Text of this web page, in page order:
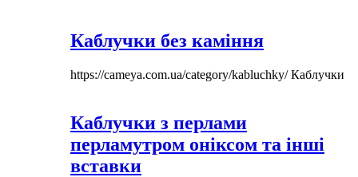
Каблучки без каміння
https://cameya.com.ua/category/kabluchky/Каблучки
Каблучки з перлами
перламутром оніксом та інші
вставки